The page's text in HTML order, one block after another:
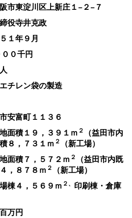
市東淀川区上新庄１−２−７
役寺井克政
１年９月
０千円
チレン袋の製造
安富町１１３６
面積１９，３９１ｍ ２
（益田市内
８，７３１ｍ ２
（新工場）
面積７，５７２ｍ ２
（益田市内既
，８７８ｍ ２
（新工場）
棟４，５６９ｍ ２、 印刷棟・倉庫
万円